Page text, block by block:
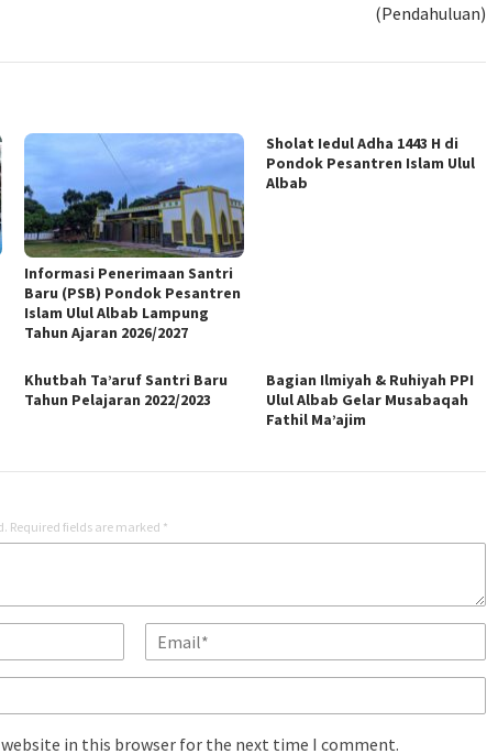
(Pendahuluan)
Informasi Penerimaan Santri
Baru (PSB) Pondok Pesantren
Islam Ulul Albab Lampung
Tahun Ajaran 2026/2027
Sholat Iedul Adha 1443 H di
Pondok Pesantren Islam Ulul
Albab
Khutbah Ta’aruf Santri Baru
Tahun Pelajaran 2022/2023
Bagian Ilmiyah & Ruhiyah PPI
Ulul Albab Gelar Musabaqah
Fathil Ma’ajim
Required fields are marked *
website in this browser for the next time I comment.